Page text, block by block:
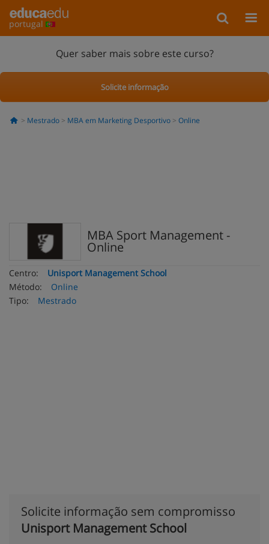
portugal
Quer saber mais sobre este curso?
Solicite informação
Mestrado MBA em Marketing Desportivo Online
MBA Sport Management -
Online
Centro:
Unisport Management School
Método:
Online
Tipo:
Mestrado
Solicite informação sem compromisso
Unisport Management School